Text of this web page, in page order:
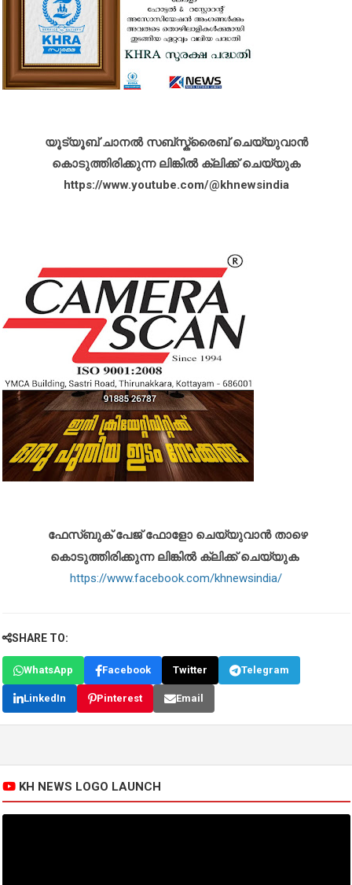
യൂട്യൂബ് ചാനൽ സബ്സ്ക്രൈബ് ചെയ്യുവാൻ
കൊടുത്തിരിക്കുന്ന ലിങ്കിൽ ക്ലിക്ക് ചെയ്യുക
https://www.youtube.com/@khnewsindia
ഫേസ്ബുക് പേജ് ഫോളോ ചെയ്യുവാൻ താഴെ
കൊടുത്തിരിക്കുന്ന ലിങ്കിൽ ക്ലിക്ക് ചെയ്യുക
https://www.facebook.com/khnewsindia/
SHARE TO:
WhatsApp Facebook Twitter Telegram
LinkedIn Pinterest Email
KH NEWS LOGO LAUNCH